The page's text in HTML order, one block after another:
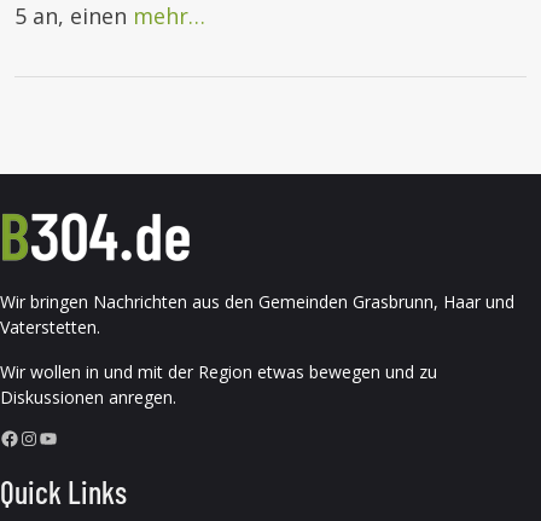
5 an, einen mehr…
Wir bringen Nachrichten aus den Gemeinden Grasbrunn, Haar und
Vaterstetten.
Wir wollen in und mit der Region etwas bewegen und zu
Diskussionen anregen.
Facebook InstagramYouTube
Quick Links